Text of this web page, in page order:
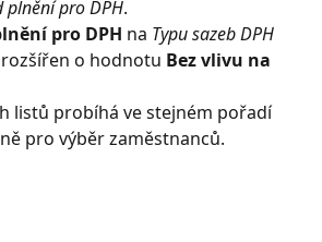
plnění pro DPH.
pro DPH na Typu sazeb DPH
o hodnotu Bez vlivu na
listů probíhá ve stejném pořadí
pro výběr zaměstnanců.